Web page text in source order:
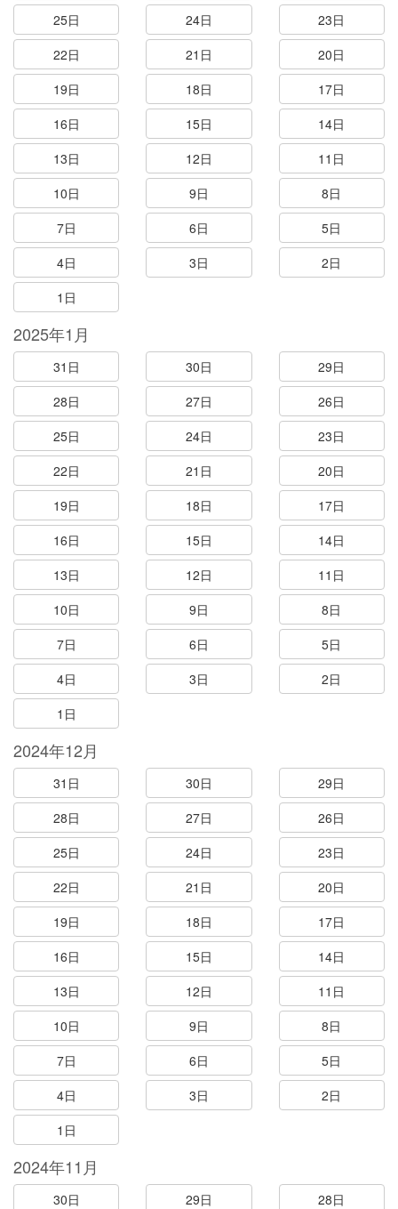
25日
24日
23日
22日
21日
20日
19日
18日
17日
16日
15日
14日
13日
12日
11日
10日
9日
8日
7日
6日
5日
4日
3日
2日
1日
2025年1月
31日 30日
29日
28日
27日
26日
25日
24日
23日
22日
21日
20日
19日
18日
17日
16日
15日
14日
13日
12日
11日
10日
9日
8日
7日
6日
5日
4日
3日
2日
1日
2024年12月
31日 30日
29日
28日
27日
26日
25日
24日
23日
22日
21日
20日
19日
18日
17日
16日
15日
14日
13日
12日
11日
10日
9日
8日
7日
6日
5日
4日
3日
2日
1日
2024年11月
30日 29日
28日